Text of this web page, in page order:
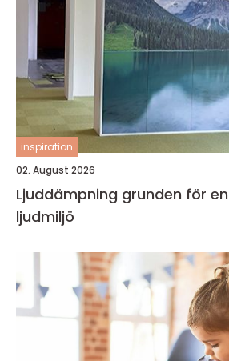
inspiration
02. August 2026
Ljuddämpning grunden för en hållbar
ljudmiljö